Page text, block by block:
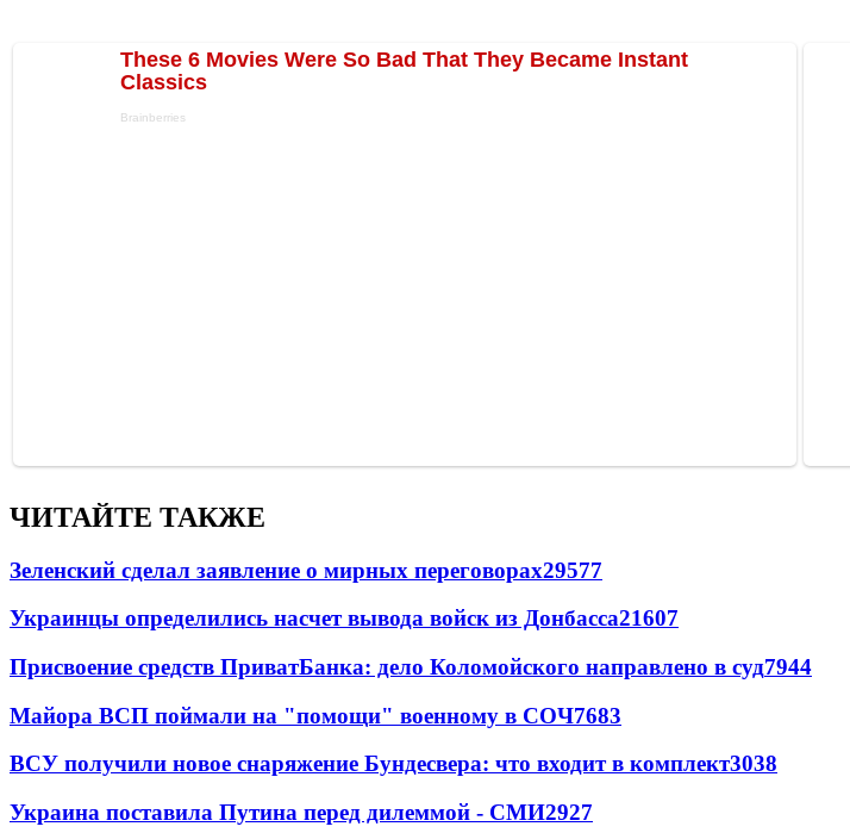
ЧИТАЙТЕ ТАКЖЕ
Зеленский сделал заявление о мирных переговорах29577
Украинцы определились насчет вывода войск из Донбасса21607
Присвоение средств ПриватБанка: дело Коломойского направлено в суд7944
Майора ВСП поймали на "помощи" военному в СОЧ7683
ВСУ получили новое снаряжение Бундесвера: что входит в комплект3038
Украина поставила Путина перед дилеммой - СМИ2927